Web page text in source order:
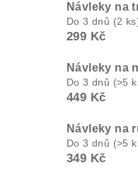
Návleky na
Do 3 dnů (2
299 Kč
Návleky na
Do 3 dnů (>5
449 Kč
Návleky na
Do 3 dnů (>5
349 Kč